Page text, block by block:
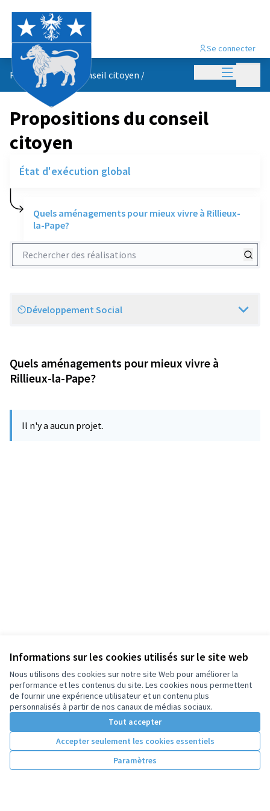
Informations sur les cookies utilisés sur le site web
Nous utilisons des cookies sur notre site Web pour améliorer la
performance et les contenus du site. Les cookies nous permettent
de fournir une expérience utilisateur et un contenu plus
personnalisés à partir de nos canaux de médias sociaux.
Tout accepter
Accepter seulement les cookies essentiels
Paramètres
Menu
Se connecter
Propositions du conseil citoyen /
Propositions du conseil
citoyen
État d'exécution global
Quels aménagements pour mieux vivre à Rillieux-
la-Pape?
Rechercher des réalisations
Scope
Développement Social
Quels aménagements pour mieux vivre à
Rillieux-la-Pape?
Il n'y a aucun projet.